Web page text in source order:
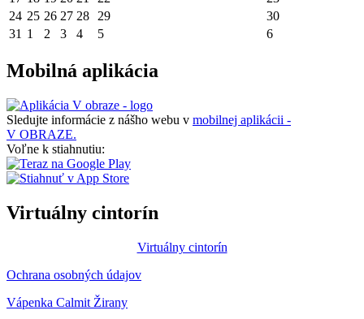
24 25 26 27 28 29
30
31 1 2 3 4 5 6
Mobilná aplikácia
Sledujte informácie z nášho webu v mobilnej aplikácii -
V OBRAZE.
Voľne k stiahnutiu:
Virtuálny cintorín
Virtuálny cintorín
Ochrana osobných údajov
Vápenka Calmit Žirany